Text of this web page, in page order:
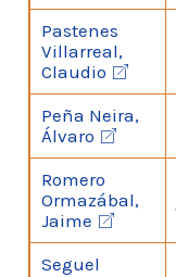
Pastenes
Villarreal,
Claudio
Peña Neira,
Álvaro
Romero
Ormazábal,
Jaime
Seguel